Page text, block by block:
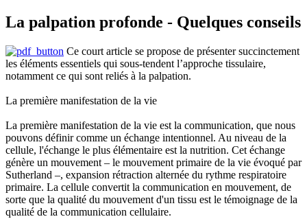
La palpation profonde - Quelques conseils
Ce court article se propose de présenter succinctement
les éléments essentiels qui sous-tendent l’approche tissulaire,
notamment ce qui sont reliés à la palpation.
La première manifestation de la vie
La première manifestation de la vie est la communication, que nous
pouvons définir comme un échange intentionnel. Au niveau de la
cellule, l'échange le plus élémentaire est la nutrition. Cet échange
génère un mouvement – le mouvement primaire de la vie évoqué par
Sutherland –, expansion rétraction alternée du rythme respiratoire
primaire. La cellule convertit la communication en mouvement, de
sorte que la qualité du mouvement d'un tissu est le témoignage de la
qualité de la communication cellulaire.